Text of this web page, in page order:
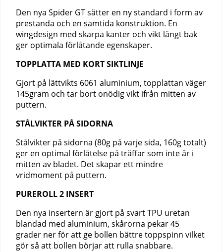
Den nya Spider GT sätter en ny standard i form av
prestanda och en samtida konstruktion. En
wingdesign med skarpa kanter och vikt långt bak
ger optimala förlåtande egenskaper.
TOPPLATTA MED KORT SIKTLINJE
Gjort på lättvikts 6061 aluminium, topplattan väger
145gram och tar bort onödig vikt ifrån mitten av
puttern.
STÅLVIKTER PÅ SIDORNA
Stålvikter på sidorna (80g på varje sida, 160g totalt)
ger en optimal förlåtelse på träffar som inte är i
mitten av bladet. Det skapar ett mindre
vridmoment på puttern.
PUREROLL 2 INSERT
Den nya insertern är gjort på svart TPU uretan
blandad med aluminium, skårorna pekar 45
grader ner för att ge bollen bättre toppspinn vilket
gör så att bollen börjar att rulla snabbare.